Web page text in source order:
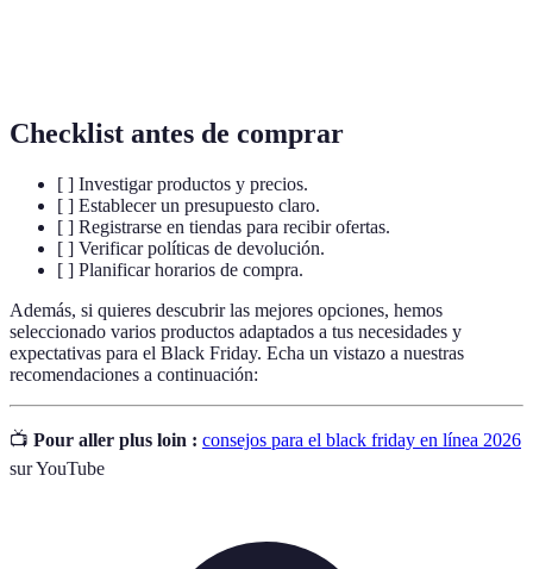
Checklist antes de comprar
[ ] Investigar productos y precios.
[ ] Establecer un presupuesto claro.
[ ] Registrarse en tiendas para recibir ofertas.
[ ] Verificar políticas de devolución.
[ ] Planificar horarios de compra.
Además, si quieres descubrir las mejores opciones, hemos
seleccionado varios productos adaptados a tus necesidades y
expectativas para el Black Friday. Echa un vistazo a nuestras
recomendaciones a continuación:
📺 Pour aller plus loin : consejos para el black friday en línea 2026
sur YouTube